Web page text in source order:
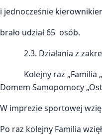
i jednocześnie
brało udział 65 osób.
2.3. Działania z
Kolejny raz „Familia „
Domem Samopomocy
W imprezie sportowej
Po raz kolejny Familia